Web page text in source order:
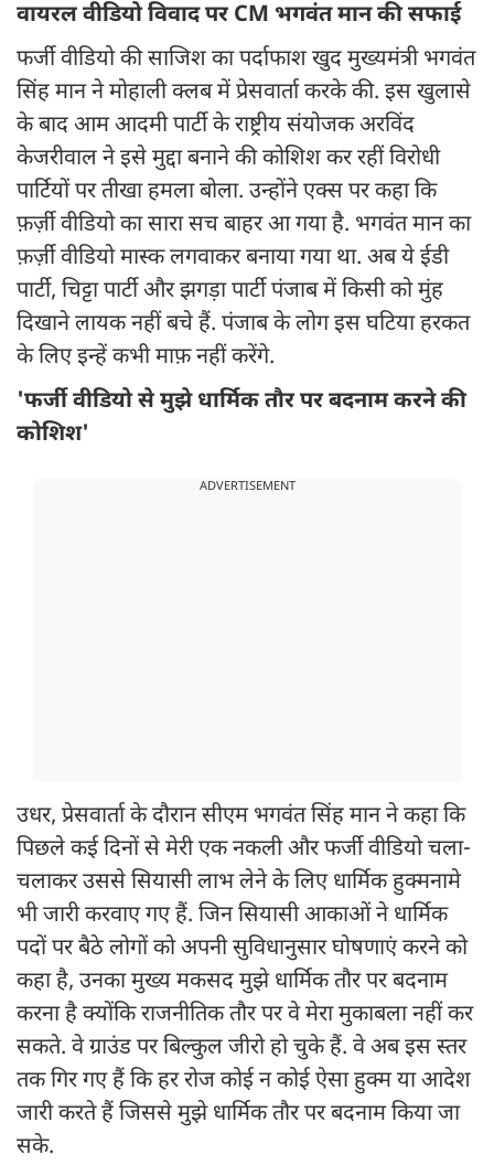
वायरल वीडियो विवाद पर CM भगवंत मान की सफाई
फर्जी वीडियो की साजिश का पर्दाफाश खुद मुख्यमंत्री भगवंत
सिंह मान ने मोहाली क्लब में प्रेसवार्ता करके की. इस खुलासे
के बाद आम आदमी पार्टी के राष्ट्रीय संयोजक अरविंद
केजरीवाल ने इसे मुद्दा बनाने की कोशिश कर रहीं विरोधी
पार्टियों पर तीखा हमला बोला. उन्होंने एक्स पर कहा कि
फ़र्ज़ी वीडियो का सारा सच बाहर आ गया है. भगवंत मान का
फ़र्ज़ी वीडियो मास्क लगवाकर बनाया गया था. अब ये ईडी
पार्टी, चिट्टा पार्टी और झगड़ा पार्टी पंजाब में किसी को मुंह
दिखाने लायक नहीं बचे हैं. पंजाब के लोग इस घटिया हरकत
के लिए इन्हें कभी माफ़ नहीं करेंगे.
'फर्जी वीडियो से मुझे धार्मिक तौर पर बदनाम करने की
कोशिश'
ADVERTISEMENT
उधर, प्रेसवार्ता के दौरान सीएम भगवंत सिंह मान ने कहा कि
पिछले कई दिनों से मेरी एक नकली और फर्जी वीडियो चला-
चलाकर उससे सियासी लाभ लेने के लिए धार्मिक हुक्मनामे
भी जारी करवाए गए हैं. जिन सियासी आकाओं ने धार्मिक
पदों पर बैठे लोगों को अपनी सुविधानुसार घोषणाएं करने को
कहा है, उनका मुख्य मकसद मुझे धार्मिक तौर पर बदनाम
करना है क्योंकि राजनीतिक तौर पर वे मेरा मुकाबला नहीं कर
सकते. वे ग्राउंड पर बिल्कुल जीरो हो चुके हैं. वे अब इस स्तर
तक गिर गए हैं कि हर रोज कोई न कोई ऐसा हुक्म या आदेश
जारी करते हैं जिससे मुझे धार्मिक तौर पर बदनाम किया जा
सके.